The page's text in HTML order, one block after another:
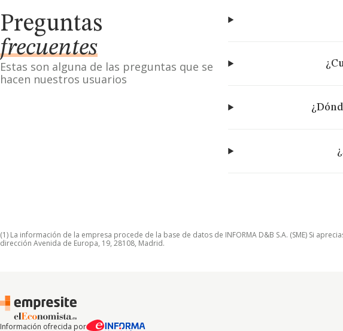
Preguntas
frecuentes
Estas son alguna de las preguntas que se
hacen nuestros usuarios
(1) La información de la empresa procede de la base de datos de INFORMA D&B S.A. (SME) Si
dirección Avenida de Europa, 19, 28108, Madrid.
Información ofrecida por